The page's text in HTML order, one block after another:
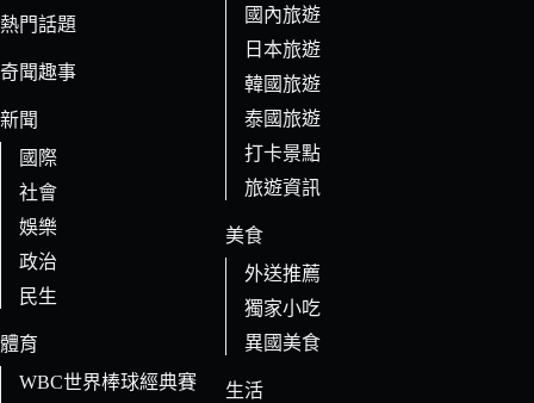
的
果
熱門話題
奇聞趣事
新聞
國際
社會
娛樂
政治
民生
體育
WBC世界棒球經典賽
國內旅遊
日本旅遊
韓國旅遊
泰國旅遊
打卡景點
旅遊資訊
美食
外送推薦
獨家小吃
異國美食
生活